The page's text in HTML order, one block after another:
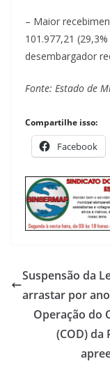
– Maior
101.977,21
desembargador
Fonte: Estado de
Compartilhe isso:
Facebook
Suspensão da
arrastar por
Operação do
(COD) da